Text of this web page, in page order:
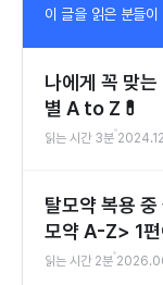
이 글을 읽은 분들
나에게 꼭 맞는 탈모
별 A to Z💊
읽는 시간 3분
탈모약 복용
모약 A-Z> 1
읽는 시간 2분